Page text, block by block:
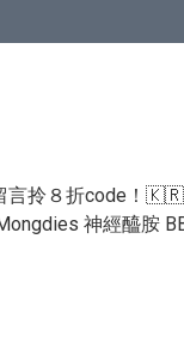
拎８折code！ 🇰🇷
神經醯胺